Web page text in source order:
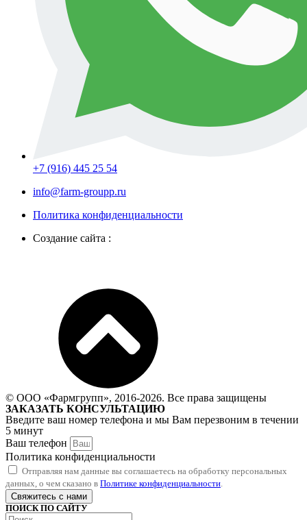
+7 (916) 445 25 54
info@farm-groupp.ru
Политика конфиденциальности
Создание сайта :
© ООО «Фармгрупп», 2016-2026. Все права защищены
ЗАКАЗАТЬ КОНСУЛЬТАЦИЮ
Введите ваш номер телефона и мы Вам перезвоним в течении
5 минут
Ваш телефон
Политика конфиденциальности
Отправляя нам данные вы соглашаетесь на обработку персональных
данных, о чем сказано в Политике конфиденциальности.
Свяжитесь с нами
ПОИСК ПО САЙТУ